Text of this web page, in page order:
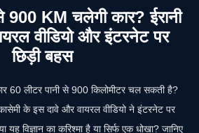
900 KM चलेगी कार? ईरानी
वीडियो और इंटरनेट पर
छिड़ी बहस
60 लीटर पानी से 900 किलोमीटर चल सकती है?
कासेमी के इस दावे और वायरल वीडियो ने इंटरनेट पर
विज्ञान का करिश्मा है या सिर्फ एक धोखा? जानिए